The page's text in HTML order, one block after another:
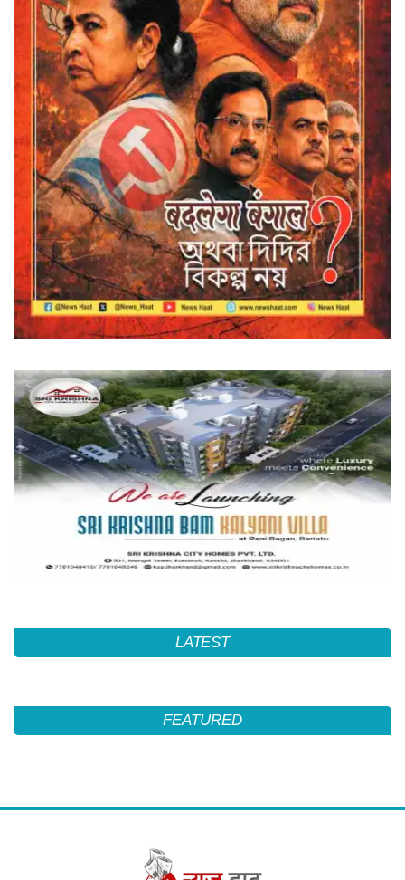
LATEST
FEATURED